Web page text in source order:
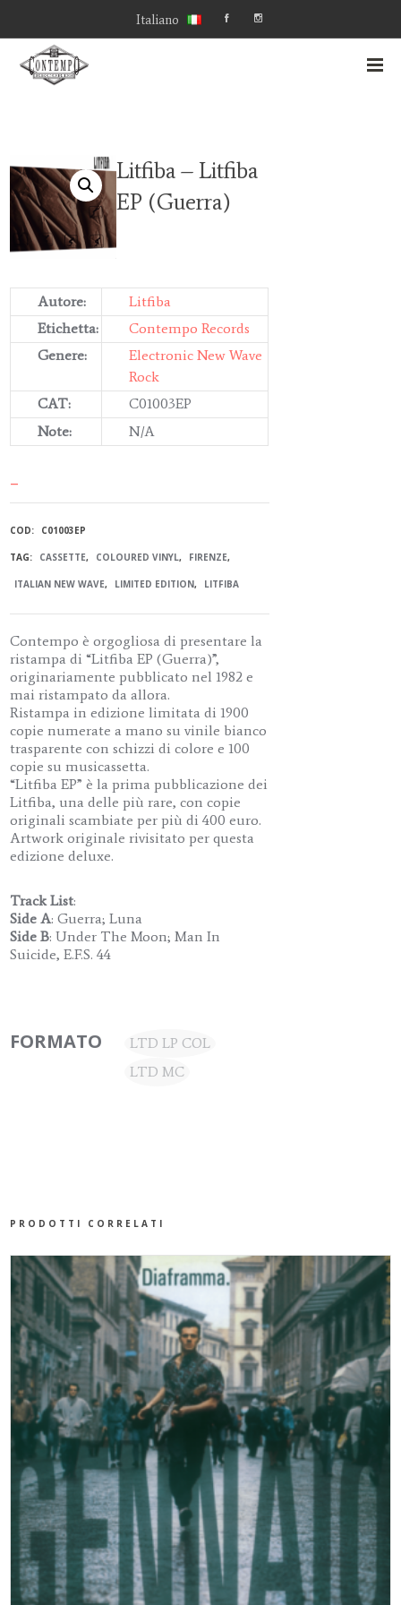
Italiano
Litfiba – Litfiba
EP (Guerra)
Autore:
Litfiba
Etichetta:
Contempo Records
Genere:
Electronic New Wave
Rock
CAT:
C01003EP
Note:
N/A
–
COD: C01003EP
TAG: CASSETTE, COLOURED VINYL, FIRENZE,
ITALIAN NEW WAVE, LIMITED EDITION, LITFIBA
Contempo è orgogliosa di presentare la
ristampa di “Litfiba EP (Guerra)”,
originariamente pubblicato nel 1982 e
mai ristampato da allora.
Ristampa in edizione limitata di 1900
copie numerate a mano su vinile bianco
trasparente con schizzi di colore e 100
copie su musicassetta.
“Litfiba EP” è la prima pubblicazione dei
Litfiba, una delle più rare, con copie
originali scambiate per più di 400 euro.
Artwork originale rivisitato per questa
edizione deluxe.
Track List:
Side A: Guerra; Luna
Side B: Under The Moon; Man In
Suicide, E.F.S. 44
FORMATO
LTD LP COL
LTD MC
PRODOTTI CORRELATI